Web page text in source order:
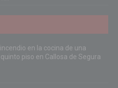
en la cocina de una
piso en Callosa de Segura